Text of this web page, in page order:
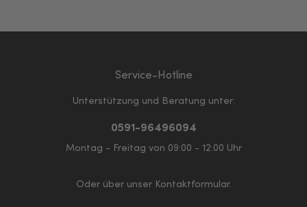
Service-Hotline
Unterstützung und Beratung unter:
0591-96496094
Montag - Freitag von 09:00 - 12:00 Uhr
Oder über unser Kontaktformular.